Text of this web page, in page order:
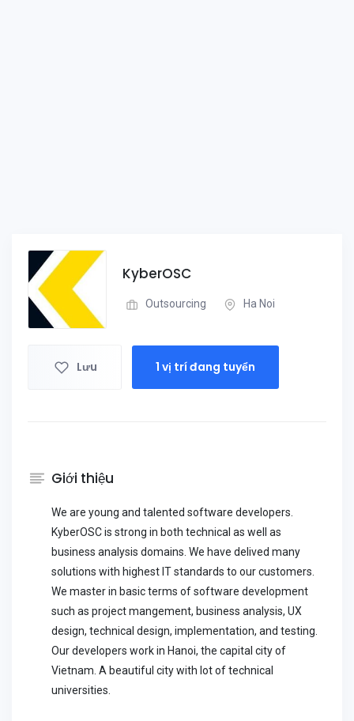
KyberOSC
Outsourcing Ha Noi
Lưu 1 vị trí đang tuyển
Giới thiệu
We are young and talented software developers.
KyberOSC is strong in both technical as well as
business analysis domains. We have delived many
solutions with highest IT standards to our customers.
We master in basic terms of software development
such as project mangement, business analysis, UX
design, technical design, implementation, and testing.
Our developers work in Hanoi, the capital city of
Vietnam. A beautiful city with lot of technical
universities.